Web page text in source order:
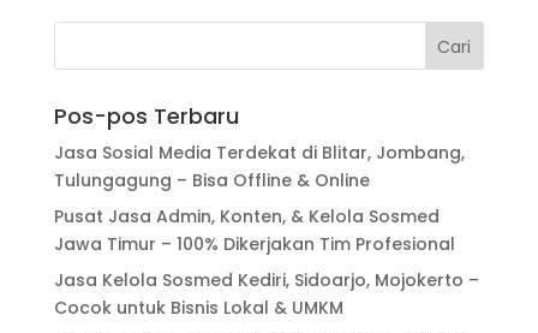
Pos-pos Terbaru
Jasa Sosial Media Terdekat di Blitar, Jombang,
Tulungagung – Bisa Offline & Online
Pusat Jasa Admin, Konten, & Kelola Sosmed
Jawa Timur – 100% Dikerjakan Tim Profesional
Jasa Kelola Sosmed Kediri, Sidoarjo, Mojokerto –
Cocok untuk Bisnis Lokal & UMKM